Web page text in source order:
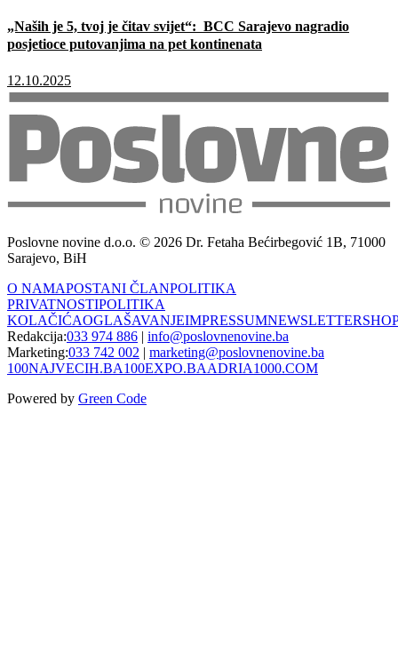
„Naših je 5, tvoj je čitav svijet“: BCC Sarajevo nagradio
posjetioce putovanjima na pet kontinenata
12.10.2025
Poslovne novine d.o.o. © 2026 Dr. Fetaha Bećirbegović 1B, 71000
Sarajevo, BiH
O NAMAPOSTANI ČLANPOLITIKA
PRIVATNOSTIPOLITIKA
KOLAČIĆAOGLAŠAVANJEIMPRESSUMNEWSLETTER
Redakcija:033 974 886 | info@poslovnenovine.ba
Marketing:033 742 002 | marketing@poslovnenovine.ba
100NAJVECIH.BA100EXPO.BAADRIA1000.COM
Powered by Green Code